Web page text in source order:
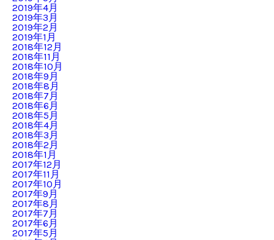
2019年4月
2019年3月
2019年2月
2019年1月
2018年12月
2018年11月
2018年10月
2018年9月
2018年8月
2018年7月
2018年6月
2018年5月
2018年4月
2018年3月
2018年2月
2018年1月
2017年12月
2017年11月
2017年10月
2017年9月
2017年8月
2017年7月
2017年6月
2017年5月